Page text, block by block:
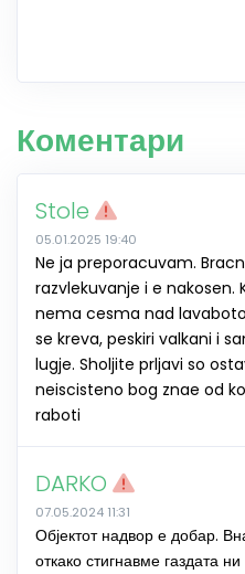
Коментари
Stole
05.01.2025 19:40
Ne ja preporacuvam.
razvlekuvanje i e
nema cesma nad
se kreva, peskiri valkani i
lugje. Sholjite prljavi so
neiscisteno bog znae od
raboti
DARKO
07.05.2024 11:31
Објектот надвор е добар.
откако стигнавме газдата